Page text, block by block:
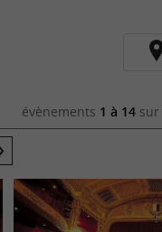
évènements 1 à 14 sur